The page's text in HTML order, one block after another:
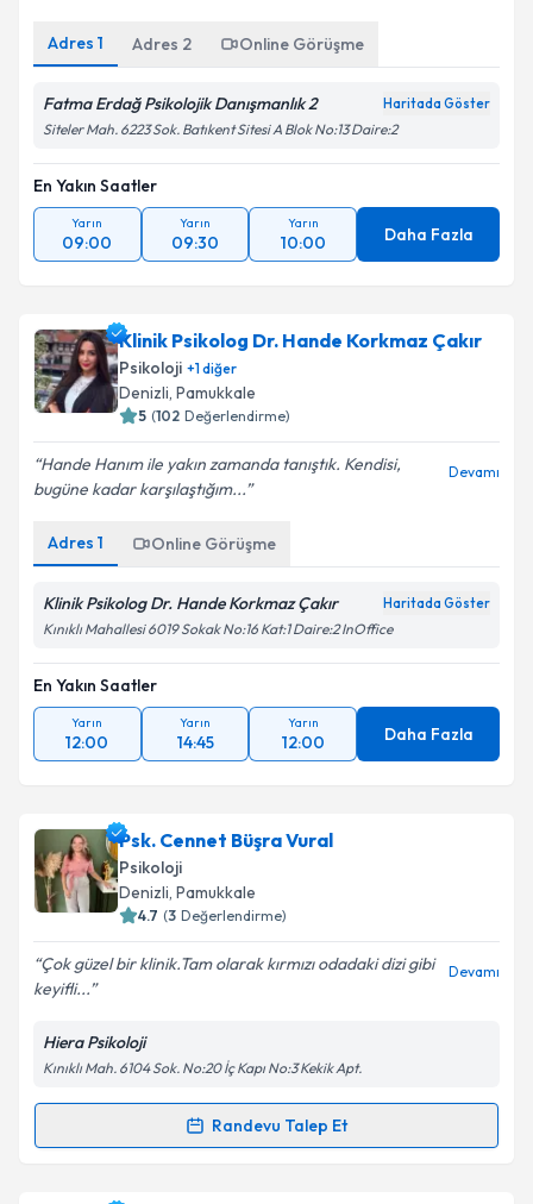
Adres 1 Adres 2 Online Görüşme
Fatma Erdağ Psikolojik Danışmanlık 2 Haritada Göster
Siteler Mah. 6223 Sok. Batıkent Sitesi A Blok No:13 Daire:2
En Yakın Saatler
Yarın
09:00
Yarın
09:30
Yarın
10:00 Daha Fazla
Klinik Psikolog Dr. Hande Korkmaz Çakır
Psikoloji +1diğer
Denizli, Pamukkale
5 (102 Değerlendirme)
Hande Hanım ile yakın zamanda tanıştık. Kendisi,
bugüne kadar karşılaştığım...
Devamı
Adres 1 Online Görüşme
Klinik Psikolog Dr. Hande Korkmaz Çakır Haritada Göster
Kınıklı Mahallesi 6019 Sokak No:16 Kat:1 Daire:2 InOffice
En Yakın Saatler
Yarın
12:00
Yarın
14:45
Yarın
12:00 Daha Fazla
Psk. Cennet Büşra Vural
Psikoloji
Denizli, Pamukkale
4.7 (3 Değerlendirme)
Çok güzel bir klinik.Tam olarak kırmızı odadaki dizi gibi
keyifli...
Devamı
Hiera Psikoloji
Kınıklı Mah. 6104 Sok. No:20 İç Kapı No:3 Kekik Apt.
Randevu Talep Et
Randevu Takvimi Talebi